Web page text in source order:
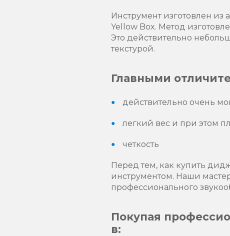
Инструмент изготовлен
Yellow Box. Метод
Это действительно
текстурой.
Главными
действительно очень
легкий вес и при этом
четкость
Перед тем, как купить
инструментом. Наши
профессионального
Покупая
в: